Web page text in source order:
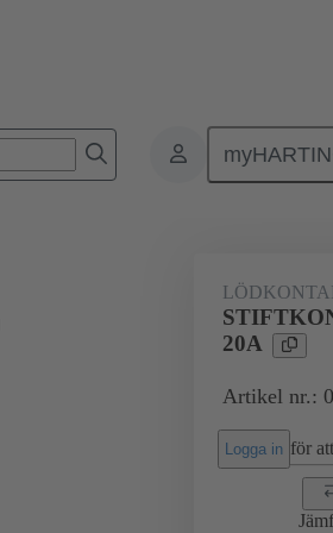
20A
Artikel nr.:
Logga in för